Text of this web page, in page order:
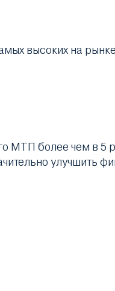
высоких на
МТП более чем в 5
улучшить